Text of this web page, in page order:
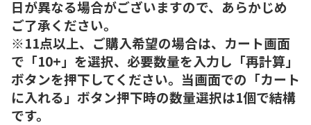
日が異なる場合がございますので、あらかじめ
ご了承ください。
※11点以上、ご購入希望の場合は、カート画面
で「10+」を選択、必要数量を入力し「再計算」
ボタンを押下してください。当画面での「カート
に入れる」ボタン押下時の数量選択は1個で結構
です。